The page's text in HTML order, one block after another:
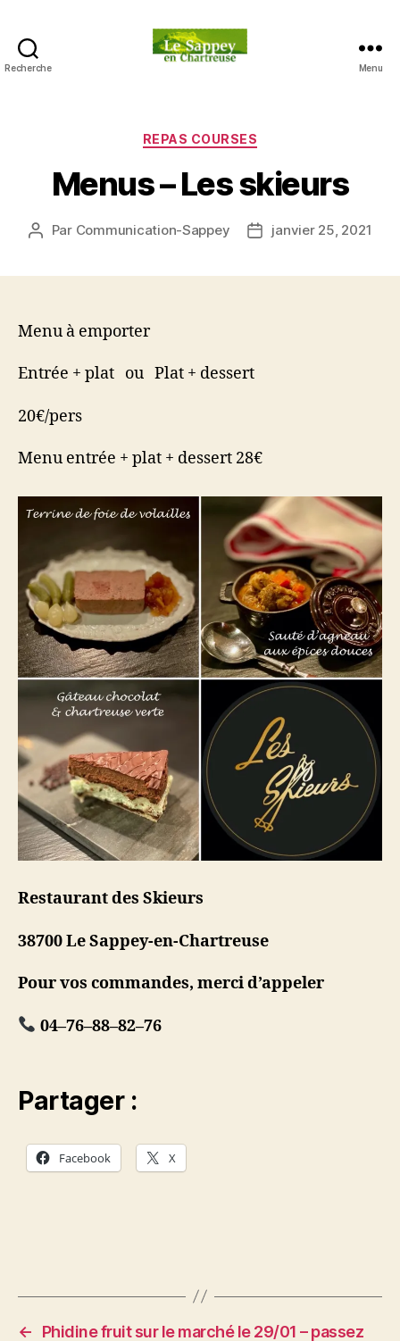
Recherche
en
Chartreuse
Menu
Catégories
REPAS COURSES
Menus – Les skieurs
Auteur
Par Communication-Sappey
Datejanvier 25, 2021
Menu à emporter
Entrée + plat ou Plat + dessert
20€/pers
Menu entrée + plat + dessert 28€
Restaurant des Skieurs
38700 Le Sappey-en-Chartreuse
Pour vos commandes, merci d’appeler
04–76–88–82–76
Partager :
Facebook X
←
Phidine fruit sur le marché le 29/01 – passez